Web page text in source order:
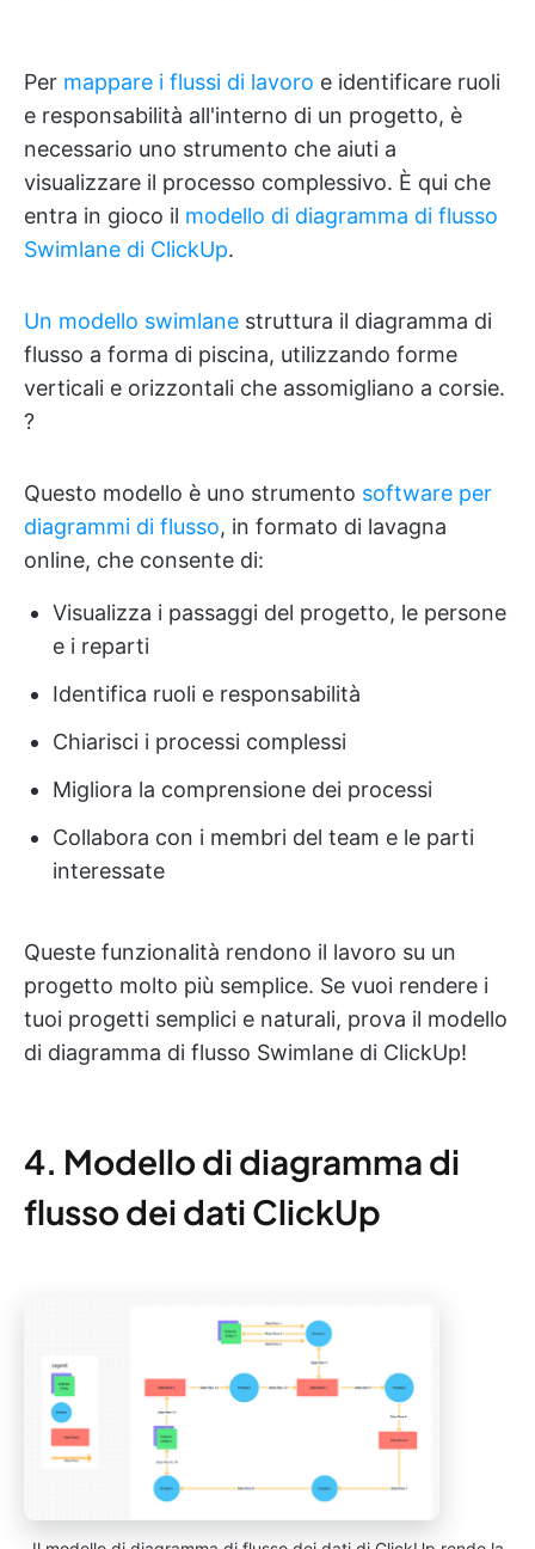
Per mappare i flussi di lavoro e identificare ruoli
e responsabilità all'interno di un progetto, è
necessario uno strumento che aiuti a
visualizzare il processo complessivo. È qui che
entra in gioco il modello di diagramma di flusso
Swimlane di ClickUp.
Un modello swimlane struttura il diagramma di
flusso a forma di piscina, utilizzando forme
verticali e orizzontali che assomigliano a corsie.
?
Questo modello è uno strumento software per
diagrammi di flusso, in formato di lavagna
online, che consente di:
Visualizza i passaggi del progetto, le persone
e i reparti
Identifica ruoli e responsabilità
Chiarisci i processi complessi
Migliora la comprensione dei processi
Collabora con i membri del team e le parti
interessate
Queste funzionalità rendono il lavoro su un
progetto molto più semplice. Se vuoi rendere i
tuoi progetti semplici e naturali, prova il modello
di diagramma di flusso Swimlane di ClickUp!
4. Modello di diagramma di
flusso dei dati ClickUp